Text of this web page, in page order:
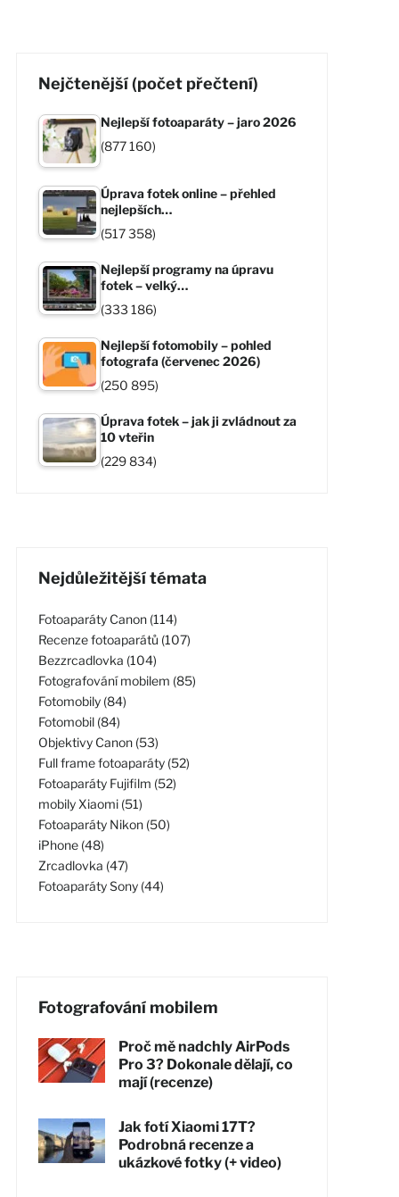
Nejčtenější (počet přečtení)
Nejlepší fotoaparáty – jaro 2026
(877 160)
Úprava fotek online – přehled
nejlepších…
(517 358)
Nejlepší programy na úpravu
fotek – velký…
(333 186)
Nejlepší fotomobily – pohled
fotografa (červenec 2026)
(250 895)
Úprava fotek – jak ji zvládnout za
10 vteřin
(229 834)
Nejdůležitější témata
Fotoaparáty Canon (114)
Recenze fotoaparátů (107)
Bezzrcadlovka (104)
Fotografování mobilem (85)
Fotomobily (84)
Fotomobil (84)
Objektivy Canon (53)
Full frame fotoaparáty (52)
Fotoaparáty Fujifilm (52)
mobily Xiaomi (51)
Fotoaparáty Nikon (50)
iPhone (48)
Zrcadlovka (47)
Fotoaparáty Sony (44)
Fotografování mobilem
Proč mě nadchly AirPods
Pro 3? Dokonale dělají, co
mají (recenze)
Jak fotí Xiaomi 17T?
Podrobná recenze a
ukázkové fotky (+ video)